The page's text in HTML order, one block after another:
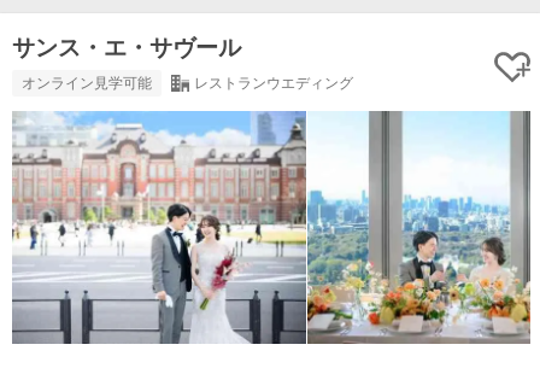
サンス・エ・サヴール
オンライン見学可能 レストランウエディング